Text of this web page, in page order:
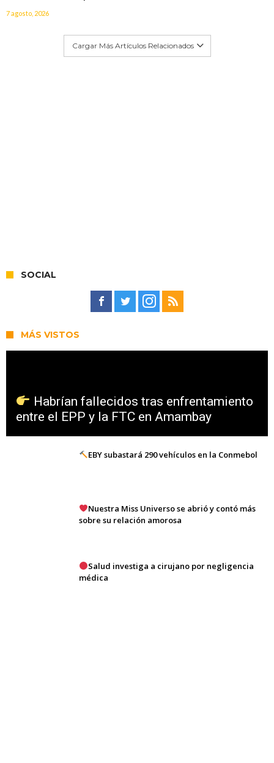
7 agosto, 2026
Cargar Más Artículos Relacionados
SOCIAL
MÁS VISTOS
Habrían fallecidos tras enfrentamiento
entre el EPP y la FTC en Amambay
EBY subastará 290 vehículos en la Conmebol
Nuestra Miss Universo se abrió y contó más
sobre su relación amorosa
Salud investiga a cirujano por negligencia
médica